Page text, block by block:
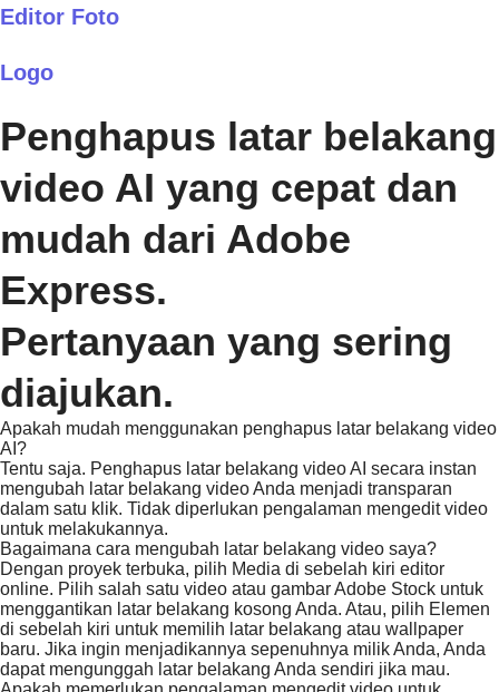
Editor Foto
Logo
Penghapus latar belakang
video AI yang cepat dan
mudah dari Adobe
Express.
Pertanyaan yang sering
diajukan.
Apakah mudah menggunakan penghapus latar belakang video
AI?
Tentu saja. Penghapus latar belakang video AI secara instan
mengubah latar belakang video Anda menjadi transparan
dalam satu klik. Tidak diperlukan pengalaman mengedit video
untuk melakukannya.
Bagaimana cara mengubah latar belakang video saya?
Dengan proyek terbuka, pilih Media di sebelah kiri editor
online. Pilih salah satu video atau gambar Adobe Stock untuk
menggantikan latar belakang kosong Anda. Atau, pilih Elemen
di sebelah kiri untuk memilih latar belakang atau wallpaper
baru. Jika ingin menjadikannya sepenuhnya milik Anda, Anda
dapat mengunggah latar belakang Anda sendiri jika mau.